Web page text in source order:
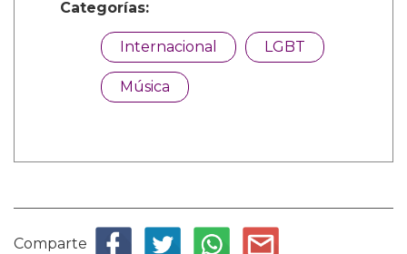
Categorías:
Internacional LGBT
Música
Comparte